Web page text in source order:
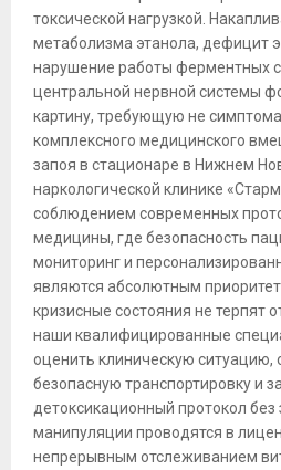
токсической нагрузкой.
метаболизма этанола, дефицит
нарушение работы ферментных
центральной нервной системы
картину, требующую не
комплексного медицинского
запоя в стационаре в Нижнем
наркологической клинике
соблюдением современных
медицины, где безопасность
мониторинг и
являются абсолютным
кризисные состояния не терпят
наши квалифицированные
оценить клиническую ситуацию,
безопасную транспортировку и
детоксикационный протокол без
манипуляции проводятся в
непрерывным отслеживанием